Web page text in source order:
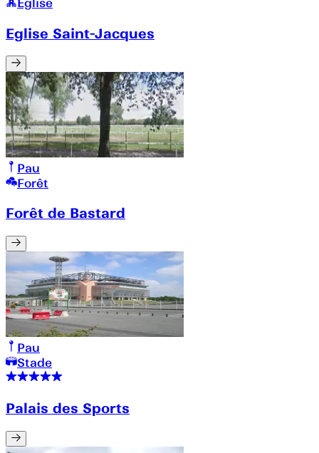
Eglise Saint-Jacques
Pau
Forêt
Forêt de Bastard
Pau
Stade
Palais des Sports